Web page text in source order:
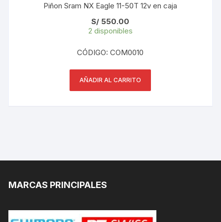
Piñon Sram NX Eagle 11-50T 12v en caja
S/ 550.00
2 disponibles
CÓDIGO: COM0010
AÑADIR AL CARRITO
MARCAS PRINCIPALES